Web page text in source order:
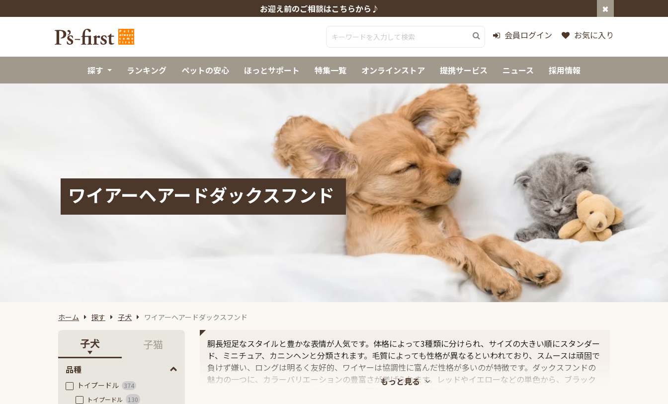
お迎え前のご相談はこちらから♪
会員ログイン お気に入り
探す ランキング ペットの安心 ほっとサポート 特集一覧 オンラインストア 提携サービス ニュース 採用情報
ワイアーヘアードダックスフンド
ホーム 探す 子犬 ワイアーヘアードダックスフンド
子犬 子猫
品種
トイプードル
374
トイプードル
130
胴長短足なスタイルと豊かな表情が人気です。体格によって3種類に分けられ、サイズの大きい順にスタンダー
ド、ミニチュア、カニンヘンと分類されます。毛質によっても性格が異なるといわれており、スムースは頑固で
負けず嫌い、ロングは明るく友好的、ワイヤーは協調性に富んだ性格が多いのが特徴です。ダックスフンドの
魅力の一つに、カラーバリエーションの豊富さが挙げられます。レッドやイエローなどの単色から、ブラック